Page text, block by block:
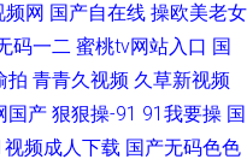
频网 国产自在线 操欧美老女
码一二 蜜桃tv网站入口 国
拍 青青久视频 久草新视频
国产 狠狠操-91 91我要操 国
视频成人下载 国产无码色色